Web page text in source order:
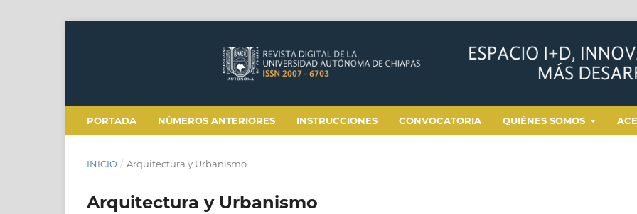
PORTADA NÚMEROS ANTERIORES INSTRUCCIONES CONVOCATORIA QUIÉNES SOMOS
INICIO / Arquitectura y Urbanismo
Arquitectura y Urbanismo